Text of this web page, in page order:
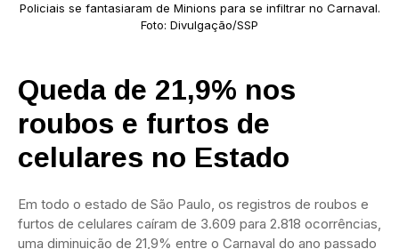
Policiais se fantasiaram de Minions para se infiltrar no Carnaval.
Foto: Divulgação/SSP
Queda de 21,9% nos
roubos e furtos de
celulares no Estado
Em todo o estado de São Paulo, os registros de roubos e
furtos de celulares caíram de 3.609 para 2.818 ocorrências,
uma diminuição de 21,9% entre o Carnaval do ano passado